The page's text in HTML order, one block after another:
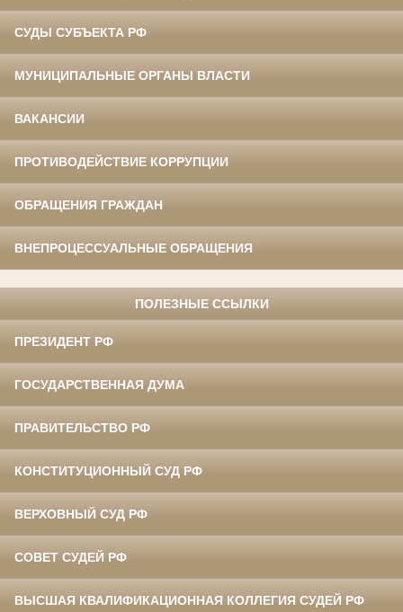
СУДЫ СУБЪЕКТА РФ
МУНИЦИПАЛЬНЫЕ ОРГАНЫ ВЛАСТИ
ВАКАНСИИ
ПРОТИВОДЕЙСТВИЕ КОРРУПЦИИ
ОБРАЩЕНИЯ ГРАЖДАН
ВНЕПРОЦЕССУАЛЬНЫЕ ОБРАЩЕНИЯ
ПОЛЕЗНЫЕ ССЫЛКИ
ПРЕЗИДЕНТ РФ
ГОСУДАРСТВЕННАЯ ДУМА
ПРАВИТЕЛЬСТВО РФ
КОНСТИТУЦИОННЫЙ СУД РФ
ВЕРХОВНЫЙ СУД РФ
СОВЕТ СУДЕЙ РФ
ВЫСШАЯ КВАЛИФИКАЦИОННАЯ КОЛЛЕГИЯ СУДЕЙ РФ